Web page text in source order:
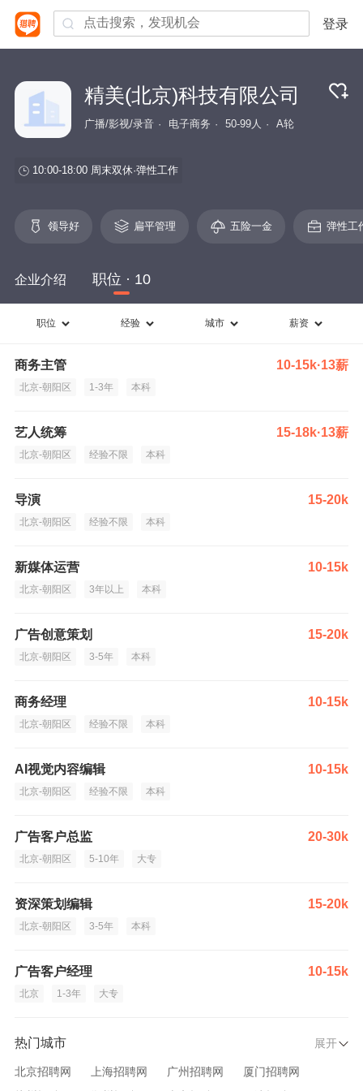
登录
精美(北京)科技有限公司
广播/影视/录音 电子商务 50-99人 A轮
10:00-18:00 周末双休 弹性工作
领导好 扁平管理 五险一金 弹性工
企业介绍 职位 · 10
职位 经验 城市 薪资
商务主管 10-15k·13薪
北京-朝阳区 1-3年 本科
艺人统筹 15-18k·13薪
北京-朝阳区 经验不限 本科
导演 15-20k
北京-朝阳区 经验不限 本科
新媒体运营 10-15k
北京-朝阳区 3年以上 本科
广告创意策划 15-20k
北京-朝阳区 3-5年 本科
商务经理 10-15k
北京-朝阳区 经验不限 本科
AI视觉内容编辑 10-15k
北京-朝阳区 经验不限 本科
广告客户总监 20-30k
北京-朝阳区 5-10年 大专
资深策划编辑 15-20k
北京-朝阳区 3-5年 本科
广告客户经理 10-15k
北京 1-3年 大专
热门城市 展开
北京招聘网 上海招聘网 广州招聘网
厦门招聘网